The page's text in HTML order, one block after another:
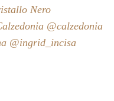
Nero
@calzedonia
@ingrid_incisa